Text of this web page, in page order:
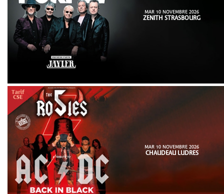
MAR 10 NOVEMBRE 2026
ZENITH STRASBOURG
MAR 10 NOVEMBRE 2026
CHAUDEAU LUDRES